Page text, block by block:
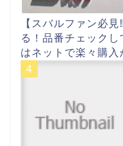
【スバルファン必
る！品番チェックし
はネットで楽々購入